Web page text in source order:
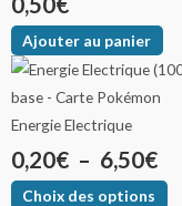
Ajouter au panier
Energie Electrique
0,20€ – 6,50€
Choix des options